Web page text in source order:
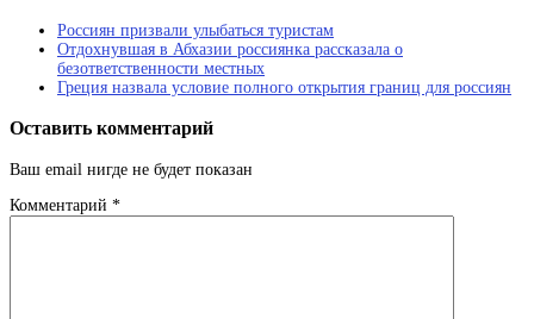
Россиян призвали улыбаться туристам
Отдохнувшая в Абхазии россиянка рассказала о
безответственности местных
Греция назвала условие полного открытия границ для россиян
Оставить комментарий
Ваш email нигде не будет показан
Комментарий *